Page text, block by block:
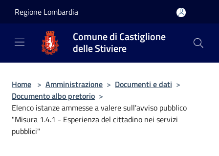
Regione Lombardia
Comune di Castiglione
delle Stiviere
Home > Amministrazione > Documenti e dati >
Documento albo pretorio >
Elenco istanze ammesse a valere sull'avviso pubblico
"Misura 1.4.1 - Esperienza del cittadino nei servizi
pubblici"